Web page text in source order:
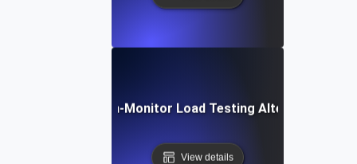
Dotcom-Monitor Load Testing Alternative
View details